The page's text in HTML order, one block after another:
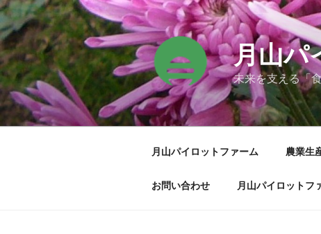
コ
ン
テ
ン
ツ
へ
ス
キ
月山パ
未来を支える「
月山パイロットファーム 農業生
お問い合わせ 月山パイロットフ